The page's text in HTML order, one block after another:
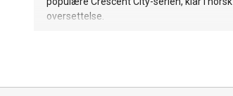
oversettelse.